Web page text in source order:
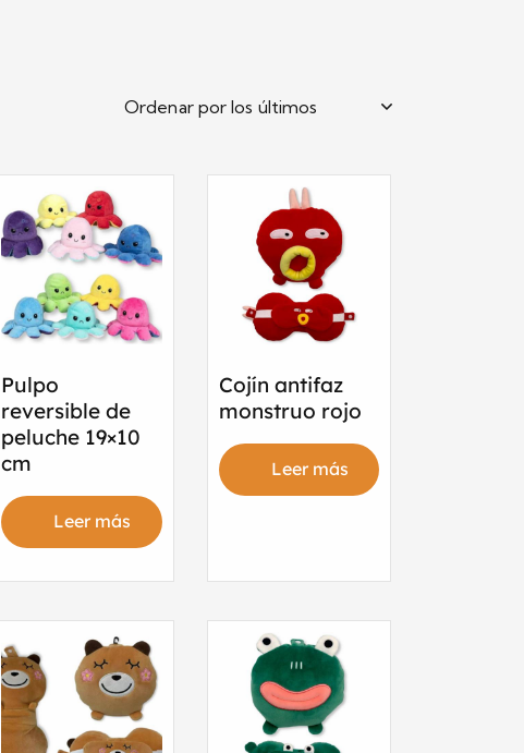
Pulpo
reversible de
peluche 19×10
cm
Leer más
Cojín antifaz
monstruo rojo
Leer más